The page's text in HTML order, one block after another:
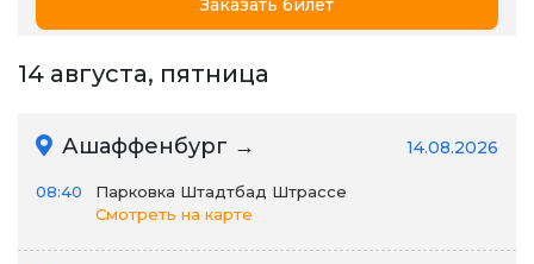
Заказать билет
14 августа, пятница
Ашаффенбург → 14.08.2026
08:40
Парковка Штадтбад Штрассе
Смотреть на карте